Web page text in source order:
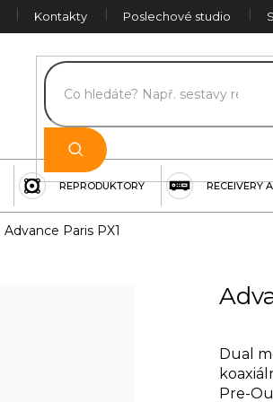
Kontakty Poslechové studio
REPRODUKTORY RECEIVERY
Advance Paris PX1
Dual
Pre-